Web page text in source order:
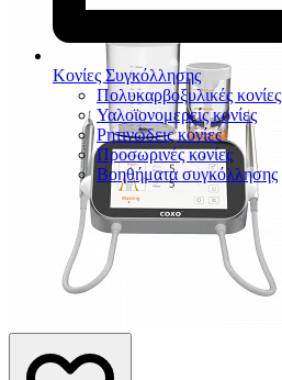
Κονίες Συγκόλλησης
Πολυκαρβοξυλικές κονίες
Υαλοϊονομερείς κονίες
Ρητινώδεις κονίες
Προσωρινές κονίες
Βοηθήματα συγκόλλησης